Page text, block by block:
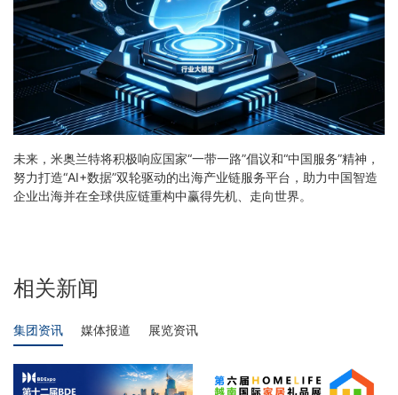
未来，米奥兰特将积极响应国家“一带一路”倡议和“中国服务”精神，
努力打造“AI+数据”双轮驱动的出海产业链服务平台，助力中国智造
企业出海并在全球供应链重构中赢得先机、走向世界。
相关新闻
集团资讯 媒体报道 展览资讯